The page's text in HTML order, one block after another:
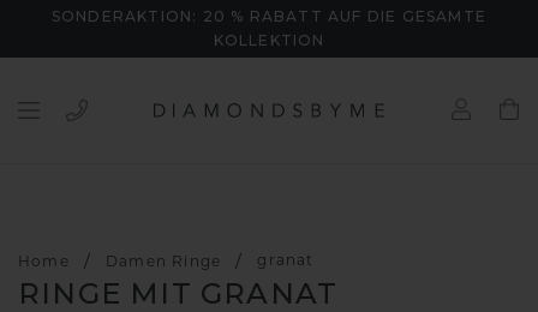
SONDERAKTION: 20 % RABATT AUF DIE GESAMTE
KOLLEKTION
Home / Damen Ringe / granat
RINGE MIT GRANAT